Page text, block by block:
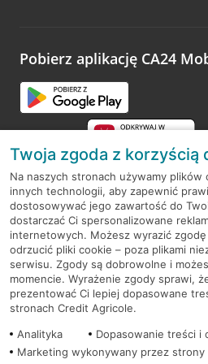
opinie.
Pobierz aplikację CA24
RODO
Regulamin serwisu
Mapa serwisu
PolitykaCookies
Twoja zgoda z korzyścią
Na naszych stronach używamy
innych technologii, aby zapewnić
dostosowywać jego zawartość do
dostarczać Ci spersonalizowane
internetowych. Możesz wyrazić
odrzucić pliki cookie – poza plikami
serwisu. Zgody są dobrowolne i
momencie. Wyrażenie zgody sprawi,
prezentować Ci lepiej dopasowane
stronach Credit Agricole.
Analityka
Dopasowanie treści i
Marketing wykonywany przez strony